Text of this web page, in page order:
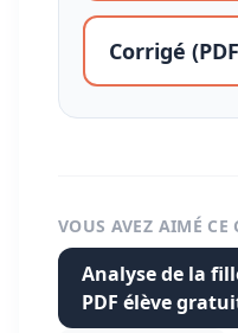
Corrigé
VOUS AVEZ AIMÉ CE
Analyse de la
PDF élève